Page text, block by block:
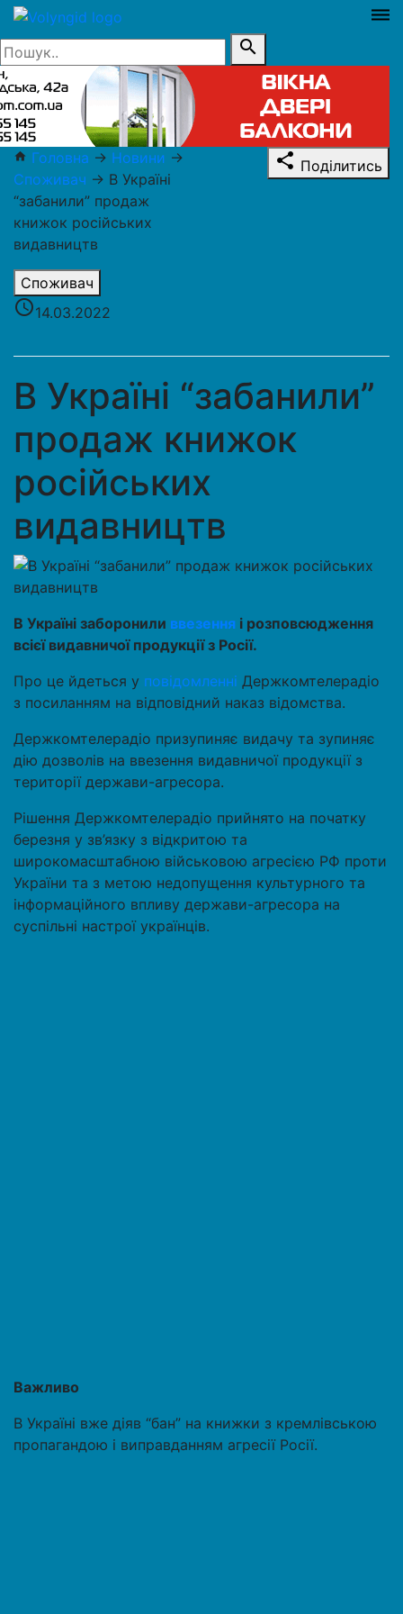
dehaze
search
home Головна → Новини →
Споживач → В Україні
“забанили” продаж
книжок російських
видавництв
Споживач
access_time14.03.2022
share Поділитись
В Україні “забанили”
продаж книжок
російських
видавництв
В Україні заборонили ввезення і розповсюдження
всієї видавничої продукції з Росії.
Про це йдеться у повідомленні Держкомтелерадіо
з посиланням на відповідний наказ відомства.
Держкомтелерадіо призупиняє видачу та зупиняє
дію дозволів на ввезення видавничої продукції з
території держави-агресора.
Рішення Держкомтелерадіо прийнято на початку
березня у зв’язку з відкритою та
широкомасштабною військовою агресією РФ проти
України та з метою недопущення культурного та
інформаційного впливу держави-агресора на
суспільні настрої українців.
Важливо
В Україні вже діяв “бан” на книжки з кремлівською
пропагандою і виправданням агресії Росії.